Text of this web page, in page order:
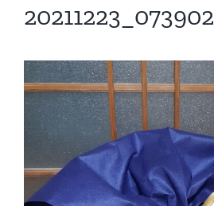
20211223_073902